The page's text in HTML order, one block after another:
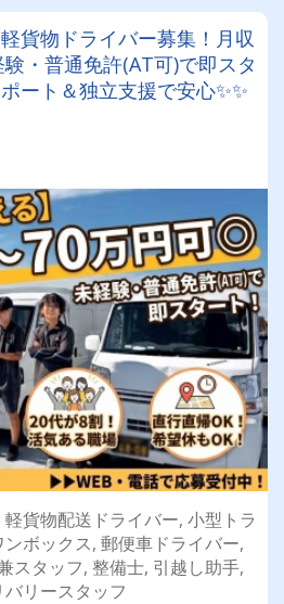
貨物ドライバー募集！月収
・普通免許(AT可)で即スタ
ート＆独立支援で安心✨✨
貨物配送ドライバー, 小型トラ
ボックス, 郵便車ドライバー,
スタッフ, 整備士, 引越し助手,
リースタッフ